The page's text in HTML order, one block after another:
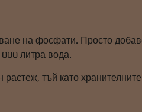
на фосфати. Просто
литра вода.
тъй като